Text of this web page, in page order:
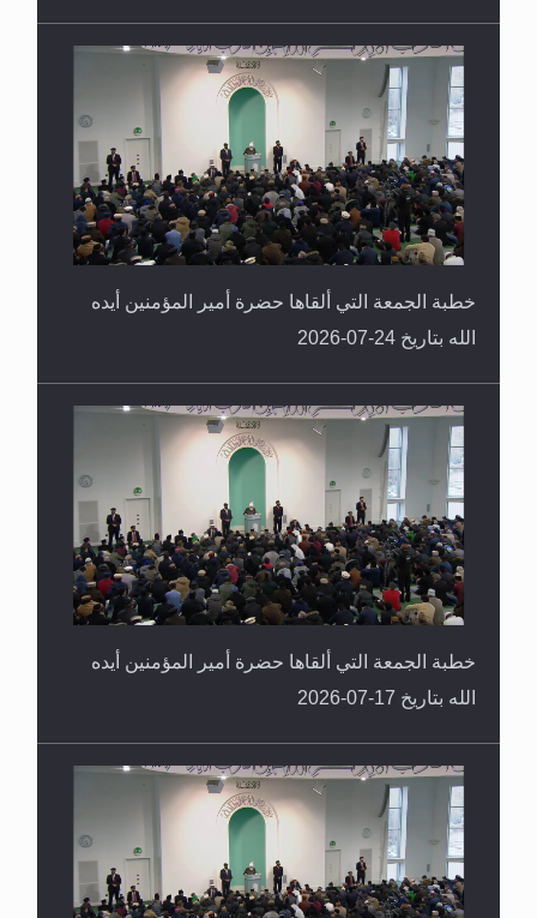
خطبة الجمعة التي ألقاها حضرة أمير المؤمنين أيده
الله بتاريخ 24-07-2026
خطبة الجمعة التي ألقاها حضرة أمير المؤمنين أيده
الله بتاريخ 17-07-2026